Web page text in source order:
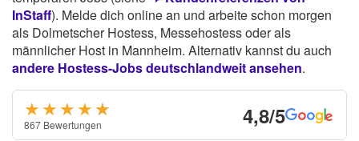
InStaff). Melde dich online an und arbeite schon morgen
als Dolmetscher Hostess, Messehostess oder als
männlicher Host in Mannheim. Alternativ kannst du auch
andere Hostess-Jobs deutschlandweit ansehen.
★★★★★
★
867 Bewertungen 4,8/5